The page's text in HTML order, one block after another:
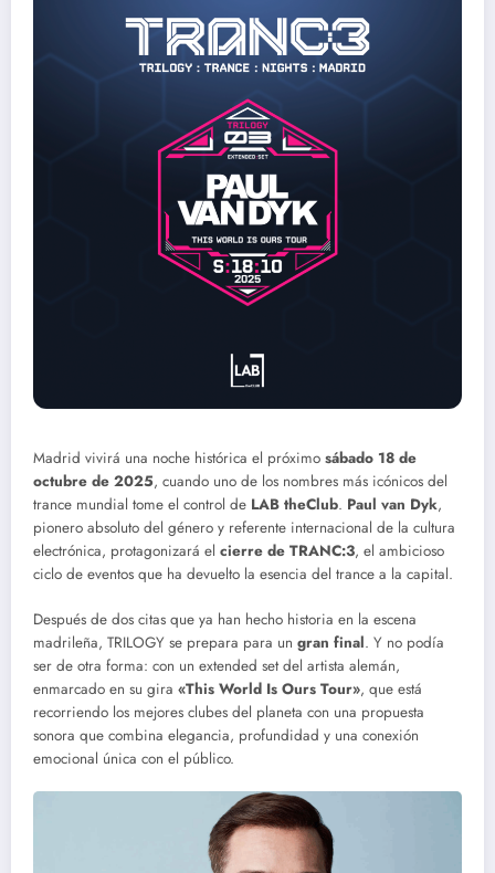
Madrid vivirá una noche histórica el próximo sábado 18 de
octubre de 2025, cuando uno de los nombres más icónicos del
trance mundial tome el control de LAB theClub. Paul van Dyk,
pionero absoluto del género y referente internacional de la cultura
electrónica, protagonizará el cierre de TRANC:3, el ambicioso
ciclo de eventos que ha devuelto la esencia del trance a la capital.
Después de dos citas que ya han hecho historia en la escena
madrileña, TRILOGY se prepara para un gran final. Y no podía
ser de otra forma: con un extended set del artista alemán,
enmarcado en su gira «This World Is Ours Tour», que está
recorriendo los mejores clubes del planeta con una propuesta
sonora que combina elegancia, profundidad y una conexión
emocional única con el público.